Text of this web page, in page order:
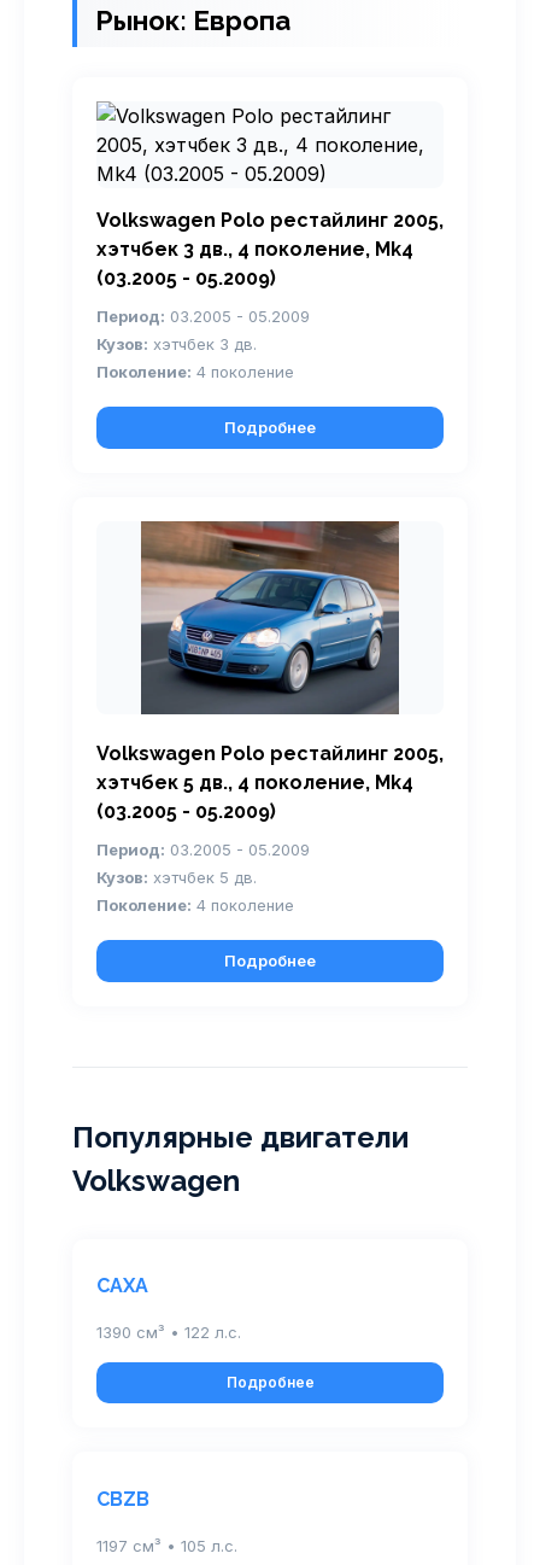
Рынок: Европа
Volkswagen Polo рестайлинг 2005,
хэтчбек 3 дв., 4 поколение, Mk4
(03.2005 - 05.2009)
Период: 03.2005 - 05.2009
Кузов: хэтчбек 3 дв.
Поколение: 4 поколение
Подробнее
Volkswagen Polo рестайлинг 2005,
хэтчбек 5 дв., 4 поколение, Mk4
(03.2005 - 05.2009)
Период: 03.2005 - 05.2009
Кузов: хэтчбек 5 дв.
Поколение: 4 поколение
Подробнее
Популярные двигатели
Volkswagen
CAXA
1390 см³ • 122 л.с.
Подробнее
CBZB
1197 см³ • 105 л.с.